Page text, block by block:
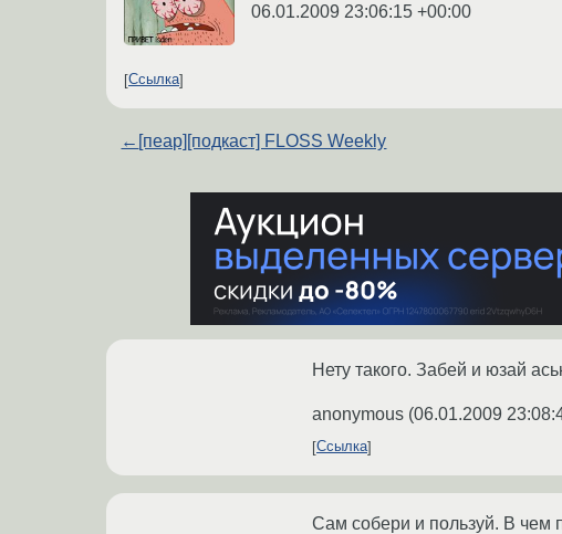
06.01.2009 23:06:15 +00:00
Ссылка
← [пеар][подкаст] FLOSS Weekly
Нету такого. Забей и юзай
anonymous (06.01.2009
Ссылка
Сам собери и пользуй. В чем